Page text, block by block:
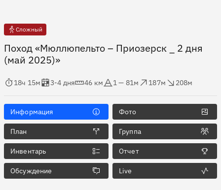
Сложный
Поход «Мюллюпельто – Приозерск _ 2 дня
(май 2025)»
в пути
18ч 15м
Оценка в днях
3-4 дня
46 км
1 — 81м
187м
208м
Информация Фото
План Группа
Инвентарь Отчет
Обсуждение Live